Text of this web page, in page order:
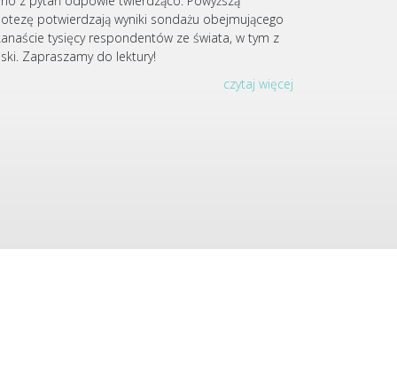
potwierdzają wyniki sondażu obejmującego
tysięcy respondentów ze świata, w tym z
Zapraszamy do lektury!
czytaj więcej